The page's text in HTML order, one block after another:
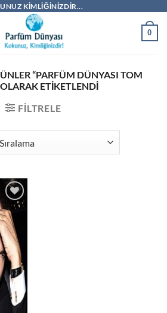
KIMLIĞINIZDIR...
0
“PARFÜM DÜNYASI TOM
ETIKETLENDI
FILTRELE
İstek
Ekle